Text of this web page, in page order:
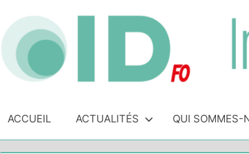
content
&
indépendant
ACCUEIL ACTUALITÉS QUI SOMMES-